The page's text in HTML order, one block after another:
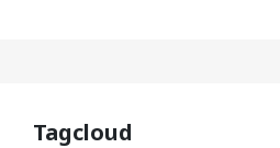
Tagcloud